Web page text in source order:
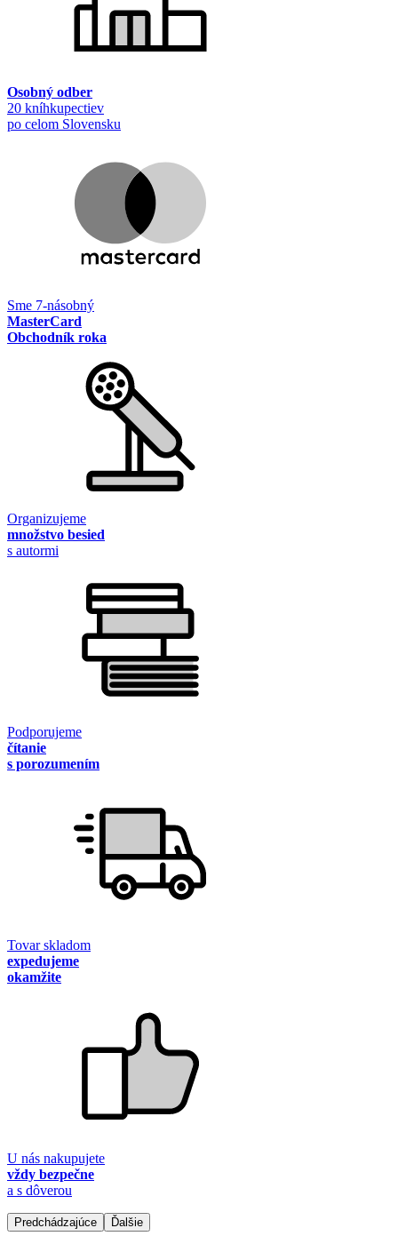
Osobný odber
20 kníhkupectiev
po celom Slovensku
Sme 7-násobný
MasterCard
Obchodník roka
Organizujeme
množstvo besied
s autormi
Podporujeme
čítanie
s porozumením
Tovar skladom
expedujeme
okamžite
U nás nakupujete
vždy bezpečne
a s dôverou
Predchádzajúce Ďalšie